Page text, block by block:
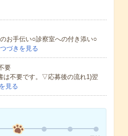
お手伝い○診察室への付き添い○
つづきを見る
要
不要です。▽応募後の流れ1)翌
見る